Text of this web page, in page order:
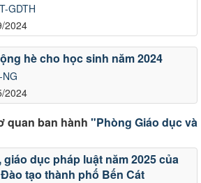
GDTH
2024
2024
hè cho học sinh năm 2024
quan ban hành "Phòng Giáo dục và
dục pháp luật năm 2025 của
tạo thành phố Bến Cát